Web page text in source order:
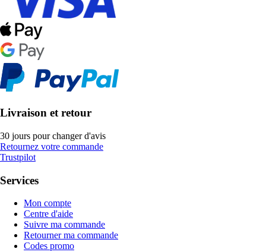
Livraison et retour
30 jours pour changer d'avis
Retournez votre commande
Trustpilot
Services
Mon compte
Centre d'aide
Suivre ma commande
Retourner ma commande
Codes promo